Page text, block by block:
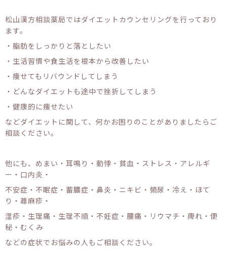
松山漢方相談薬局ではダイエットカウンセリングを行っており
ます。
・脂肪をしっかりと落としたい
・生活習慣や食生活を根本から改善したい
・痩せてもリバウンドしてしまう
・どんなダイエットも途中で挫折してしまう
・健康的に痩せたい
などダイエットに関して、何かお困りのことがありましたらご
相談ください。
他にも、めまい・耳鳴り・動悸・貧血・ストレス・アレルギ
ー・口内炎・
不安症・不眠症・蓄膿症・鼻炎・ニキビ・頻尿・冷え・ほて
り・蕁麻疹・
湿疹・生理痛・生理不順・不妊症・腰痛・リウマチ・痺れ・便
秘・むくみ
などの症状でお悩みの人もご相談ください。